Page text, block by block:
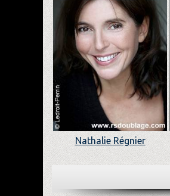
Nathalie Régnier